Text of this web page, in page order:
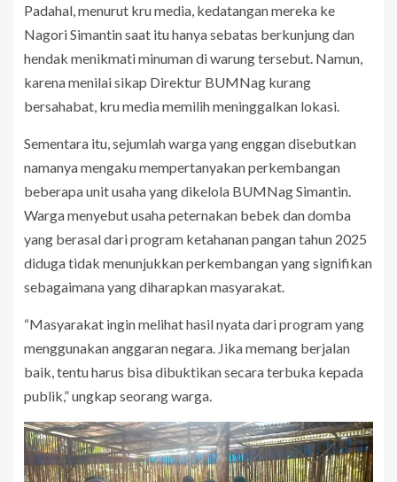
Padahal, menurut kru media, kedatangan mereka ke
Nagori Simantin saat itu hanya sebatas berkunjung dan
hendak menikmati minuman di warung tersebut. Namun,
karena menilai sikap Direktur BUMNag kurang
bersahabat, kru media memilih meninggalkan lokasi.
Sementara itu, sejumlah warga yang enggan disebutkan
namanya mengaku mempertanyakan perkembangan
beberapa unit usaha yang dikelola BUMNag Simantin.
Warga menyebut usaha peternakan bebek dan domba
yang berasal dari program ketahanan pangan tahun 2025
diduga tidak menunjukkan perkembangan yang signifikan
sebagaimana yang diharapkan masyarakat.
“Masyarakat ingin melihat hasil nyata dari program yang
menggunakan anggaran negara. Jika memang berjalan
baik, tentu harus bisa dibuktikan secara terbuka kepada
publik,” ungkap seorang warga.